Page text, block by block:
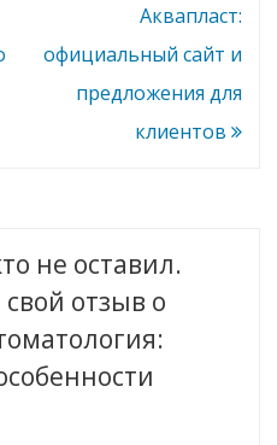
Аквапласт:
официальный сайт и
предложения для
клиентов
не оставил.
отзыв о